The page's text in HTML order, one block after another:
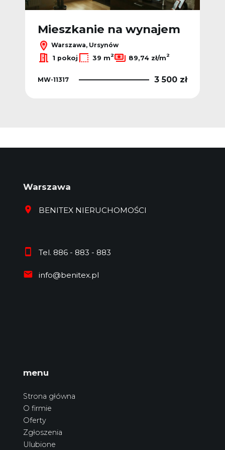
Mieszkanie na wynajem
Warszawa, Ursynów
1 pokoj
39 m2 89,74 zł/m2
MW-11317 3 500 zł
Warszawa
BENITEX NIERUCHOMOŚCI
Tel. 886 - 883 - 883
info@benitex.pl
menu
Strona główna
O firmie
Oferty
Zgłoszenia
Ulubione